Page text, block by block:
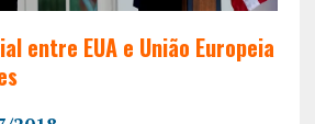
entre EUA e União Europeia